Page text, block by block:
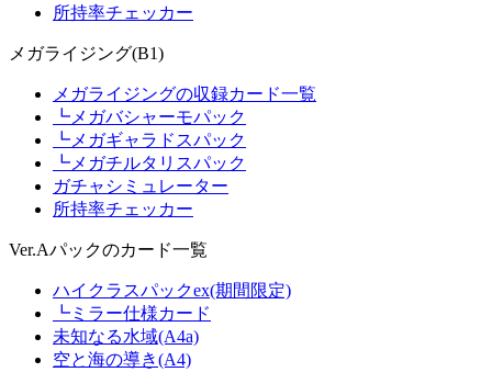
所持率チェッカー
メガライジング(B1)
メガライジングの収録カード一覧
┗メガバシャーモパック
┗メガギャラドスパック
┗メガチルタリスパック
ガチャシミュレーター
所持率チェッカー
Ver.Aパックのカード一覧
ハイクラスパックex(期間限定)
┗ミラー仕様カード
未知なる水域(A4a)
空と海の導き(A4)